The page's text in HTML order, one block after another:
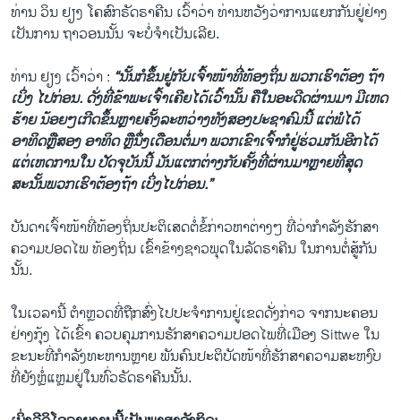
ທ່ານ ວິນ ຢຽງ ໂຄສົກຣັດຣາຄີນ ເວົ້າວ່າ ທ່ານຫວັງວ່າການແຍກກັນຢູ່ຢ່າງ
ເປັນການ ຖາວອນນັ້ນ ຈະບໍ່ຈໍາເປັນເລີຍ.
ທ່ານ ຢຽງ ເວົ້າວ່າ : “ນັ້ນກໍຂຶ້ນຢູ່ກັບເຈົ້າໜ້າທີ່ທ້ອງຖິ່ນ ພວກເຮົາຕ້ອງ ຖ້າ
ເບິ່ງ ໄປກ່ອນ. ດັ່ງທີ່ຂ້າພະເຈົ້າເຄີຍໄດ້ເວົ້ານັ້ນ ຄືໃນອະດີດຜ່ານມາ ມີເຫດ
ຮ້າຍ ນ້ອຍໆເກີດຂຶ້ນຫຼາຍຄັ້ງລະຫວ່າງທັງສອງປະຊາຄົມນີ້ ແຕ່ພໍໄດ້
ອາທິດຫຼືສອງ ອາທິດ ຫຼືນຶ່ງເດືອນຕໍ່ມາ ພວກເຂົາເຈົ້າກໍຢູ່ຮ່ວມກັນອີກໄດ້
ແຕ່ເຫດການໃນ ປັດຈຸບັນນີ້ ມັນແຕກຕ່າງກັບຄັ້ງທີ່ຜ່ານມາຫຼາຍທີ່ສຸດ
ສະນັ້ນພວກເຮົາຕ້ອງຖ້າ ເບິ່ງໄປກ່ອນ.”
ບັນດາເຈົ້າໜ້າທີ່ທ້ອງຖິ່ນປະຕິເສດຕໍ່ຂໍ້ກ່າວຫາຕ່າງໆ ທີ່ວ່າກໍາລັງຮັກສາ
ຄວາມປອດໄພ ທ້ອງຖິ່ນ ເຂົ້າຂ້າງຊາວພຸດໃນລັດຣາຄີນ ໃນການຕໍ່ສູ້ກັນ
ນັ້ນ.
ໃນເວລານີ້ ຕໍາຫຼວດທີ່ຖືກສົ່ງໄປປະຈໍາການຢູ່ເຂດດັ່ງກ່າວ ຈາກນະຄອນ
ຢ່າງກຸ້ງ ໄດ້ເຂົ້າ ຄວບຄຸມການຮັກສາຄວາມປອດໄພທີ່ເມືອງ Sittwe ໃນ
ຂະນະທີ່ກໍາລັງທະຫານຫຼາຍ ພັນຄົນປະຕິບັດໜ້າທີ່ຮັກສາຄວາມສະຫງົບ
ທີ່ຍັງຫຼໍ່ແຫຼມຢູ່ໃນທົ່ວຣັດຣາຄີນນັ້ນ.